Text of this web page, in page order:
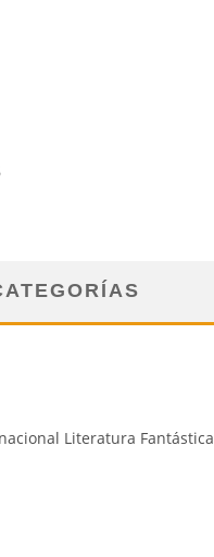
Literatura Fantástica